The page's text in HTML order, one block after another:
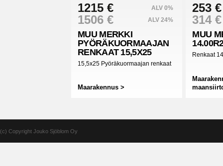
1215 € ALV 0%
1506 € ALV 24%
MUU MERKKI
PYÖRÄKUORMAAJAN
RENKAAT 15,5X25
15,5x25 Pyöräkuormaajan renkaat
Maarakennus >
253 €
314 €
MUU
Renkaat
(c) Copyright Jouko Sjöblom Oy